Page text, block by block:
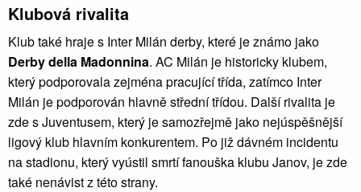
Klubová rivalita
Klub také hraje s Inter Milán derby, které je známo jako
Derby della Madonnina. AC Milán je historicky klubem,
který podporovala zejména pracující třída, zatímco Inter
Milán je podporován hlavně střední třídou. Další rivalita je
zde s Juventusem, který je samozřejmě jako nejúspěšnější
ligový klub hlavním konkurentem. Po již dávném incidentu
na stadionu, který vyústil smrtí fanouška klubu Janov, je zde
také nenávist z této strany.